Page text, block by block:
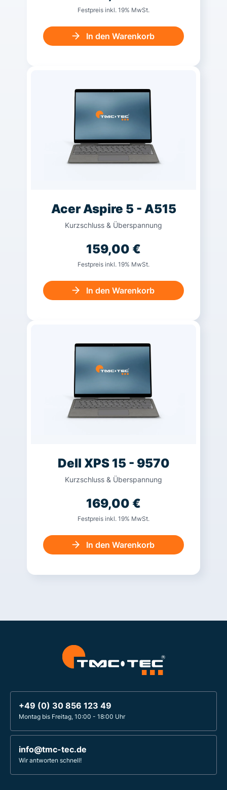
Festpreis inkl. 19% MwSt.
In den Warenkorb
Acer Aspire 5 - A515
Kurzschluss & Überspannung
159,00 €
Festpreis inkl. 19% MwSt.
In den Warenkorb
Dell XPS 15 - 9570
Kurzschluss & Überspannung
169,00 €
Festpreis inkl. 19% MwSt.
In den Warenkorb
+49 (0) 30 856 123 49
Montag bis Freitag, 10:00 - 18:00 Uhr
info@tmc-tec.de
Wir antworten schnell!